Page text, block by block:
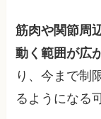
筋肉や関節周
動く範囲が広
り、今まで制
るようになる